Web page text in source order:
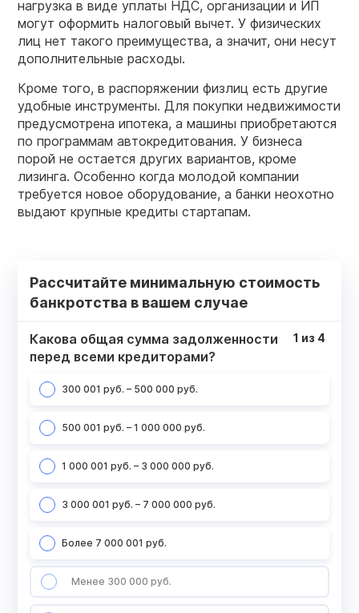
нагрузка в виде уплаты НДС, организации и ИП
могут оформить налоговый вычет. У физических
лиц нет такого преимущества, а значит, они несут
дополнительные расходы.
Кроме того, в распоряжении физлиц есть другие
удобные инструменты. Для покупки недвижимости
предусмотрена ипотека, а машины приобретаются
по программам автокредитования. У бизнеса
порой не остается других вариантов, кроме
лизинга. Особенно когда молодой компании
требуется новое оборудование, а банки неохотно
выдают крупные кредиты стартапам.
Рассчитайте минимальную стоимость
банкротства в вашем случае
Какова общая сумма задолженности
перед всеми кредиторами?
300 001 руб. – 500 000 руб.
500 001 руб. – 1 000 000 руб.
1 000 001 руб. – 3 000 000 руб.
3 000 001 руб. – 7 000 000 руб.
Более 7 000 001 руб.
Менее 300 000 руб.
1 из 4